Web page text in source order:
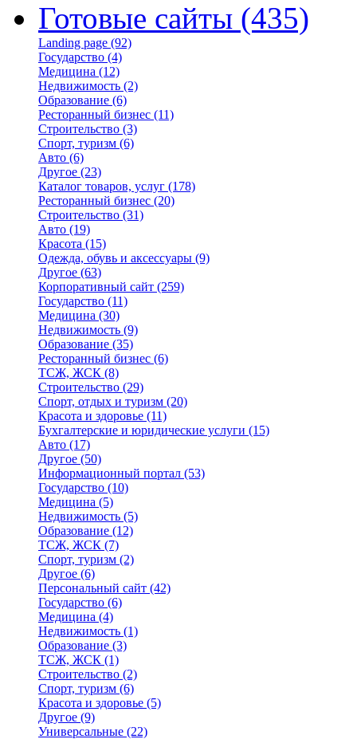
Готовые сайты (435)
Landing page (92)
Государство (4)
Медицина (12)
Недвижимость (2)
Образование (6)
Ресторанный бизнес (11)
Строительство (3)
Спорт, туризм (6)
Авто (6)
Другое (23)
Каталог товаров, услуг (178)
Ресторанный бизнес (20)
Строительство (31)
Авто (19)
Красота (15)
Одежда, обувь и аксессуары (9)
Другое (63)
Корпоративный сайт (259)
Государство (11)
Медицина (30)
Недвижимость (9)
Образование (35)
Ресторанный бизнес (6)
ТСЖ, ЖСК (8)
Строительство (29)
Спорт, отдых и туризм (20)
Красота и здоровье (11)
Бухгалтерские и юридические услуги (15)
Авто (17)
Другое (50)
Информационный портал (53)
Государство (10)
Медицина (5)
Недвижимость (5)
Образование (12)
ТСЖ, ЖСК (7)
Спорт, туризм (2)
Другое (6)
Персональный сайт (42)
Государство (6)
Медицина (4)
Недвижимость (1)
Образование (3)
ТСЖ, ЖСК (1)
Строительство (2)
Спорт, туризм (6)
Красота и здоровье (5)
Другое (9)
Универсальные (22)